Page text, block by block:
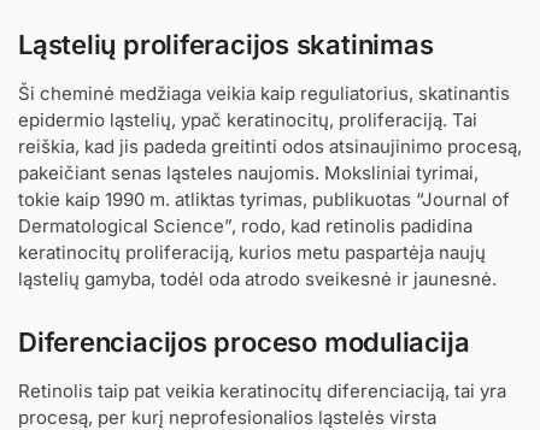
Ląstelių proliferacijos skatinimas
Ši cheminė medžiaga veikia kaip reguliatorius, skatinantis
epidermio ląstelių, ypač keratinocitų, proliferaciją. Tai
reiškia, kad jis padeda greitinti odos atsinaujinimo procesą,
pakeičiant senas ląsteles naujomis. Moksliniai tyrimai,
tokie kaip 1990 m. atliktas tyrimas, publikuotas “Journal of
Dermatological Science”, rodo, kad retinolis padidina
keratinocitų proliferaciją, kurios metu paspartėja naujų
ląstelių gamyba, todėl oda atrodo sveikesnė ir jaunesnė.
Diferenciacijos proceso moduliacija
Retinolis taip pat veikia keratinocitų diferenciaciją, tai yra
procesą, per kurį neprofesionalios ląstelės virsta